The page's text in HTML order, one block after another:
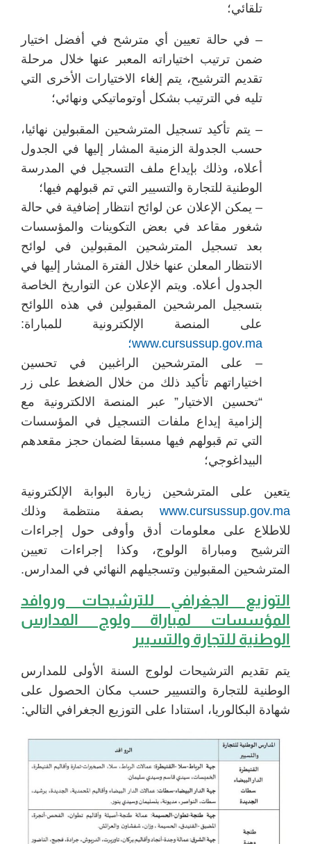
تلقائي؛
– في حالة تعيين أي مترشح في أفضل اختيار
ضمن ترتيب اختياراته المعبر عنها خلال مرحلة
تقديم الترشيح، يتم إلغاء الاختيارات الأخرى التي
تليه في الترتيب بشكل أوتوماتيكي ونهائي؛
– يتم تأكيد تسجيل المترشحين المقبولين نهائيا،
حسب الجدولة الزمنية المشار إليها في الجدول
أعلاه، وذلك بإيداع ملف التسجيل في المدرسة
الوطنية للتجارة والتسيير التي تم قبولهم فيها؛
– يمكن الإعلان عن لوائح انتظار إضافية في حالة
شغور مقاعد في بعض التكوينات والمؤسسات
بعد تسجيل المترشحين المقبولين في لوائح
الانتظار المعلن عنها خلال الفترة المشار إليها في
الجدول أعلاه. ويتم الإعلان عن التواريخ الخاصة
بتسجيل المرشحين المقبولين في هذه اللوائح
على المنصة الإلكترونية للمباراة:
www.cursussup.gov.ma؛
– على المترشحين الراغبين في تحسين
اختياراتهم تأكيد ذلك من خلال الضغط على زر
“تحسين الاختيار” عبر المنصة الالكترونية مع
إلزامية إيداع ملفات التسجيل في المؤسسات
التي تم قبولهم فيها مسبقا لضمان حجز مقعدهم
البيداغوجي؛
يتعين على المترشحين زيارة البوابة الإلكترونية
www.cursussup.gov.ma بصفة منتظمة وذلك
للاطلاع على معلومات أدق وأوفى حول إجراءات
الترشيح ومباراة الولوج، وكذا إجراءات تعيين
المترشحين المقبولين وتسجيلهم النهائي في المدارس.
التوزيع الجغرافي للترشيحات وروافد
المؤسسات لمباراة ولوج المدارس
الوطنية للتجارة والتسيير
يتم تقديم الترشيحات لولوج السنة الأولى للمدارس
الوطنية للتجارة والتسيير حسب مكان الحصول على
شهادة البكالوريا، استنادا على التوزيع الجغرافي التالي: